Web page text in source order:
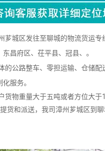
城区发往至聊城的物流货运
昌府区、茌平县、冠县、。
公路整车、零担运输、仓储配
服务。
物重量大于五吨或者方位大
货和派送，我司漳州芗城区到